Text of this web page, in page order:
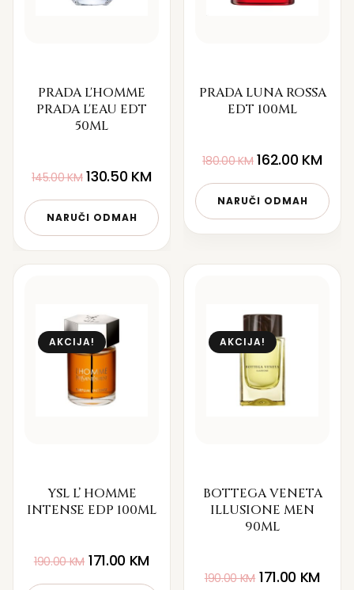
PRADA L'HOMME
PRADA L'EAU EDT
50ML
145.00KM 130.50 KM
NARUČI ODMAH
PRADA LUNA ROSSA
EDT 100ML
180.00KM 162.00 KM
NARUČI ODMAH
AKCIJA!
YSL L’ HOMME
INTENSE EDP 100ML
190.00KM 171.00 KM
AKCIJA!
BOTTEGA VENETA
ILLUSIONE MEN
90ML
190.00KM 171.00 KM